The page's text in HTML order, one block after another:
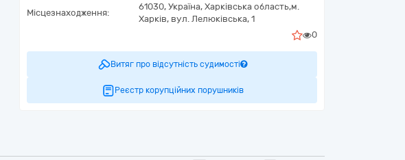
Місцезнаходження:
61030, Україна, Харківська область,м.
Харків, вул. Лелюківська, 1
0
Витяг про відсутність судимості
Реєстр корупційних порушників